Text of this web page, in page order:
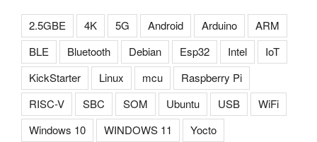
2.5GBE 4K 5G Android Arduino
ARM
BLE
Bluetooth Debian Esp32 Intel
IoT
KickStarter
Linux mcu
Raspberry Pi
RISC-V
SBC SOM Ubuntu USB
WiFi
Windows 10
WINDOWS 11
Yocto